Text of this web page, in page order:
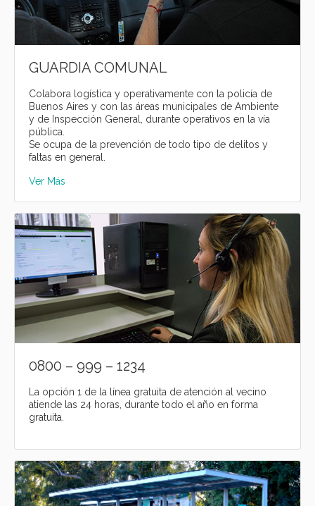
GUARDIA COMUNAL
Colabora logística y operativamente con la policía de
Buenos Aires y con las áreas municipales de Ambiente
y de Inspección General, durante operativos en la vía
pública.
Se ocupa de la prevención de todo tipo de delitos y
faltas en general.
Ver Más
0800 – 999 – 1234
La opción 1 de la línea gratuita de atención al vecino
atiende las 24 horas, durante todo el año en forma
gratuita.